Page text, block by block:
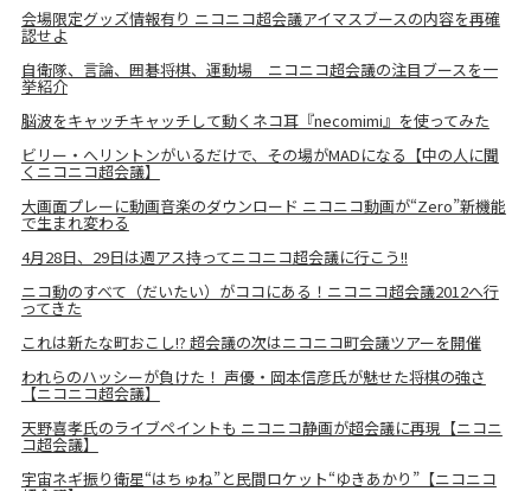
会場限定グッズ情報有り ニコニコ超会議アイマスブースの内容を再確
認せよ
自衛隊、言論、囲碁将棋、運動場 ニコニコ超会議の注目ブースを一
挙紹介
脳波をキャッチキャッチして動くネコ耳『necomimi』を使ってみた
ビリー・へリントンがいるだけで、その場がMADになる【中の人に聞
くニコニコ超会議】
大画面プレーに動画音楽のダウンロード ニコニコ動画が“Zero”新機能
で生まれ変わる
4月28日、29日は週アス持ってニコニコ超会議に行こう!!
ニコ動のすべて（だいたい）がココにある！ニコニコ超会議2012へ行
ってきた
これは新たな町おこし!? 超会議の次はニコニコ町会議ツアーを開催
われらのハッシーが負けた！ 声優・岡本信彦氏が魅せた将棋の強さ
【ニコニコ超会議】
天野喜孝氏のライブペイントも ニコニコ静画が超会議に再現【ニコニ
コ超会議】
宇宙ネギ振り衛星“はちゅね”と民間ロケット“ゆきあかり”【ニコニコ